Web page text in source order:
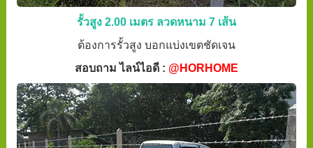
รั้วสูง 2.00 เมตร ลวดหนาม 7 เส้น
ต้องการรั้วสูง บอกแบ่งเขตชัดเจน
สอบถาม ไลน์ไอดี : @HORHOME